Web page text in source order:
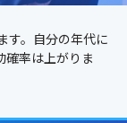
す。自分の年代に
確率は上がりま